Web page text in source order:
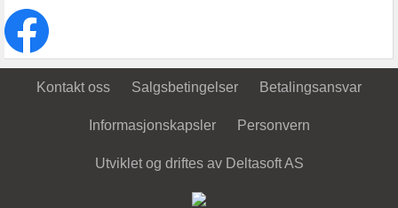
Kontakt oss Salgsbetingelser Betalingsansvar
Informasjonskapsler Personvern
Utviklet og driftes av Deltasoft AS